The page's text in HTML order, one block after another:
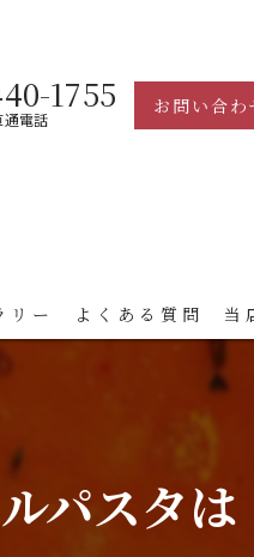
1755
通電話
お問い合わ
リー よくある質問 当
パスタは